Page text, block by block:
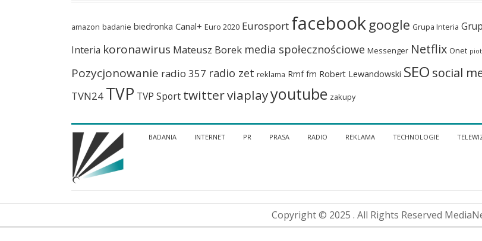
amazon badanie biedronka Canal+ Euro 2020 Eurosport facebook google Grupa Interia
Interia koronawirus Mateusz Borek media społecznościowe Messenger Netflix Onet
Pozycjonowanie radio 357 radio zet reklama Rmf fm Robert Lewandowski SEO social
TVN24 TVP TVP Sport twitterviaplayyoutube zakupy
BADANIA INTERNET PR PRASA RADIO REKLAMA TECHNOLOGIE
Copyright © 2025 . All Rights Reserved